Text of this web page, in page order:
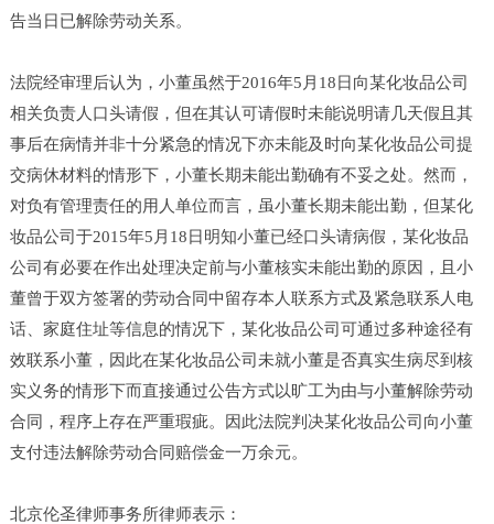
告当日已解除劳动关系。
法院经审理后认为，小董虽然于2016年5月18日向某化妆品公司
相关负责人口头请假，但在其认可请假时未能说明请几天假且其
事后在病情并非十分紧急的情况下亦未能及时向某化妆品公司提
交病休材料的情形下，小董长期未能出勤确有不妥之处。然而，
对负有管理责任的用人单位而言，虽小董长期未能出勤，但某化
妆品公司于2015年5月18日明知小董已经口头请病假，某化妆品
公司有必要在作出处理决定前与小董核实未能出勤的原因，且小
董曾于双方签署的劳动合同中留存本人联系方式及紧急联系人电
话、家庭住址等信息的情况下，某化妆品公司可通过多种途径有
效联系小董，因此在某化妆品公司未就小董是否真实生病尽到核
实义务的情形下而直接通过公告方式以旷工为由与小董解除劳动
合同，程序上存在严重瑕疵。因此法院判决某化妆品公司向小董
支付违法解除劳动合同赔偿金一万余元。
北京伦圣律师事务所律师表示：